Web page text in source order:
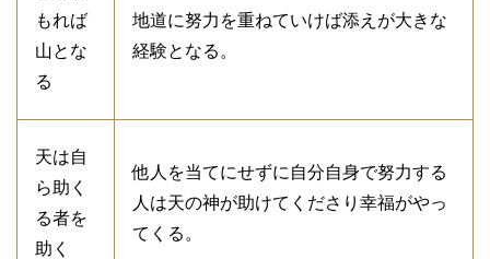
もれば
山とな
る
地道に努力を重ねていけば添えが大きな
経験となる。
天は自
ら助く
る者を
助く
他人を当てにせずに自分自身で努力する
人は天の神が助けてくださり幸福がやっ
てくる。